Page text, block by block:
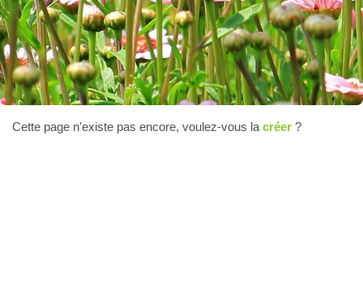
Cette page n'existe pas encore, voulez-vous la créer ?